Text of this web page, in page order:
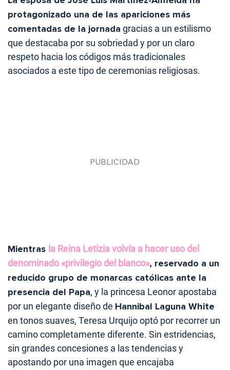
protagonizado una de las apariciones más
comentadas de la jornada gracias a un estilismo
que destacaba por su sobriedad y por un claro
respeto hacia los códigos más tradicionales
asociados a este tipo de ceremonias religiosas.
Mientras la Reina Letizia volvía a hacer uso del
denominado «privilegio del blanco», reservado a un
reducido grupo de monarcas católicas ante la
presencia del Papa, y la princesa Leonor apostaba
por un elegante diseño de Hannibal Laguna White
en tonos suaves, Teresa Urquijo optó por recorrer un
camino completamente diferente. Sin estridencias,
sin grandes concesiones a las tendencias y
apostando por una imagen que encajaba